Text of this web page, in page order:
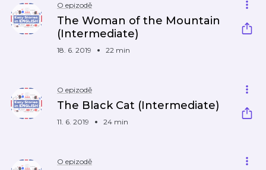
O epizodě
The Woman of the Mountain
(Intermediate)
18. 6. 2019 22 min
O epizodě
The Black Cat (Intermediate)
11. 6. 2019 24 min
O epizodě